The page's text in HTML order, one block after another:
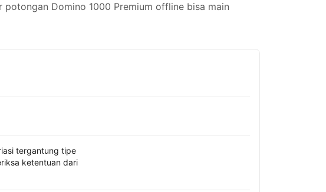
potongan Domino 1000 Premium offline bisa main
tergantung tipe
ketentuan dari